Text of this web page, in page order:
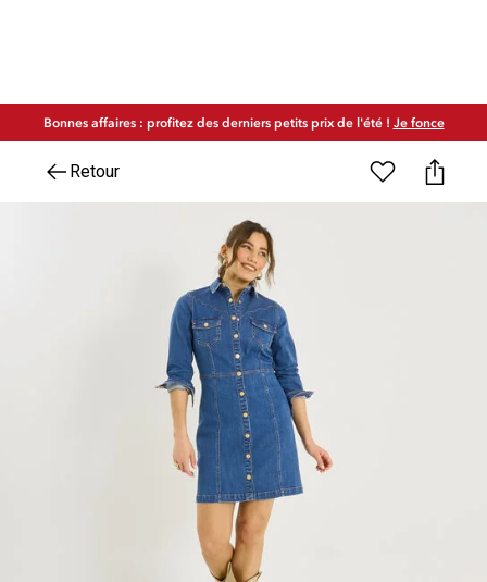
Bonnes affaires : profitez des derniers petits prix de l'été ! Je fonce
Retour